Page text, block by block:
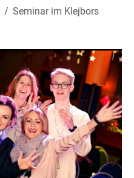
Seminar im Klejbors